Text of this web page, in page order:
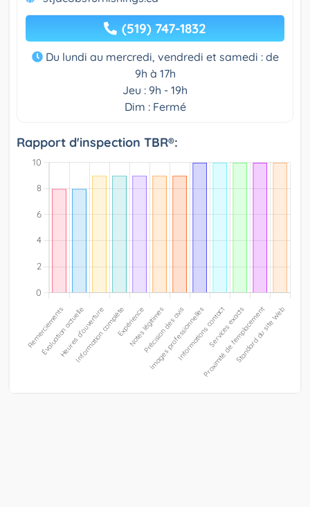
(519) 747-1832
Du lundi au mercredi, vendredi et samedi : de
9h à 17h
Jeu : 9h - 19h
Dim : Fermé
Rapport d'inspection TBR®: